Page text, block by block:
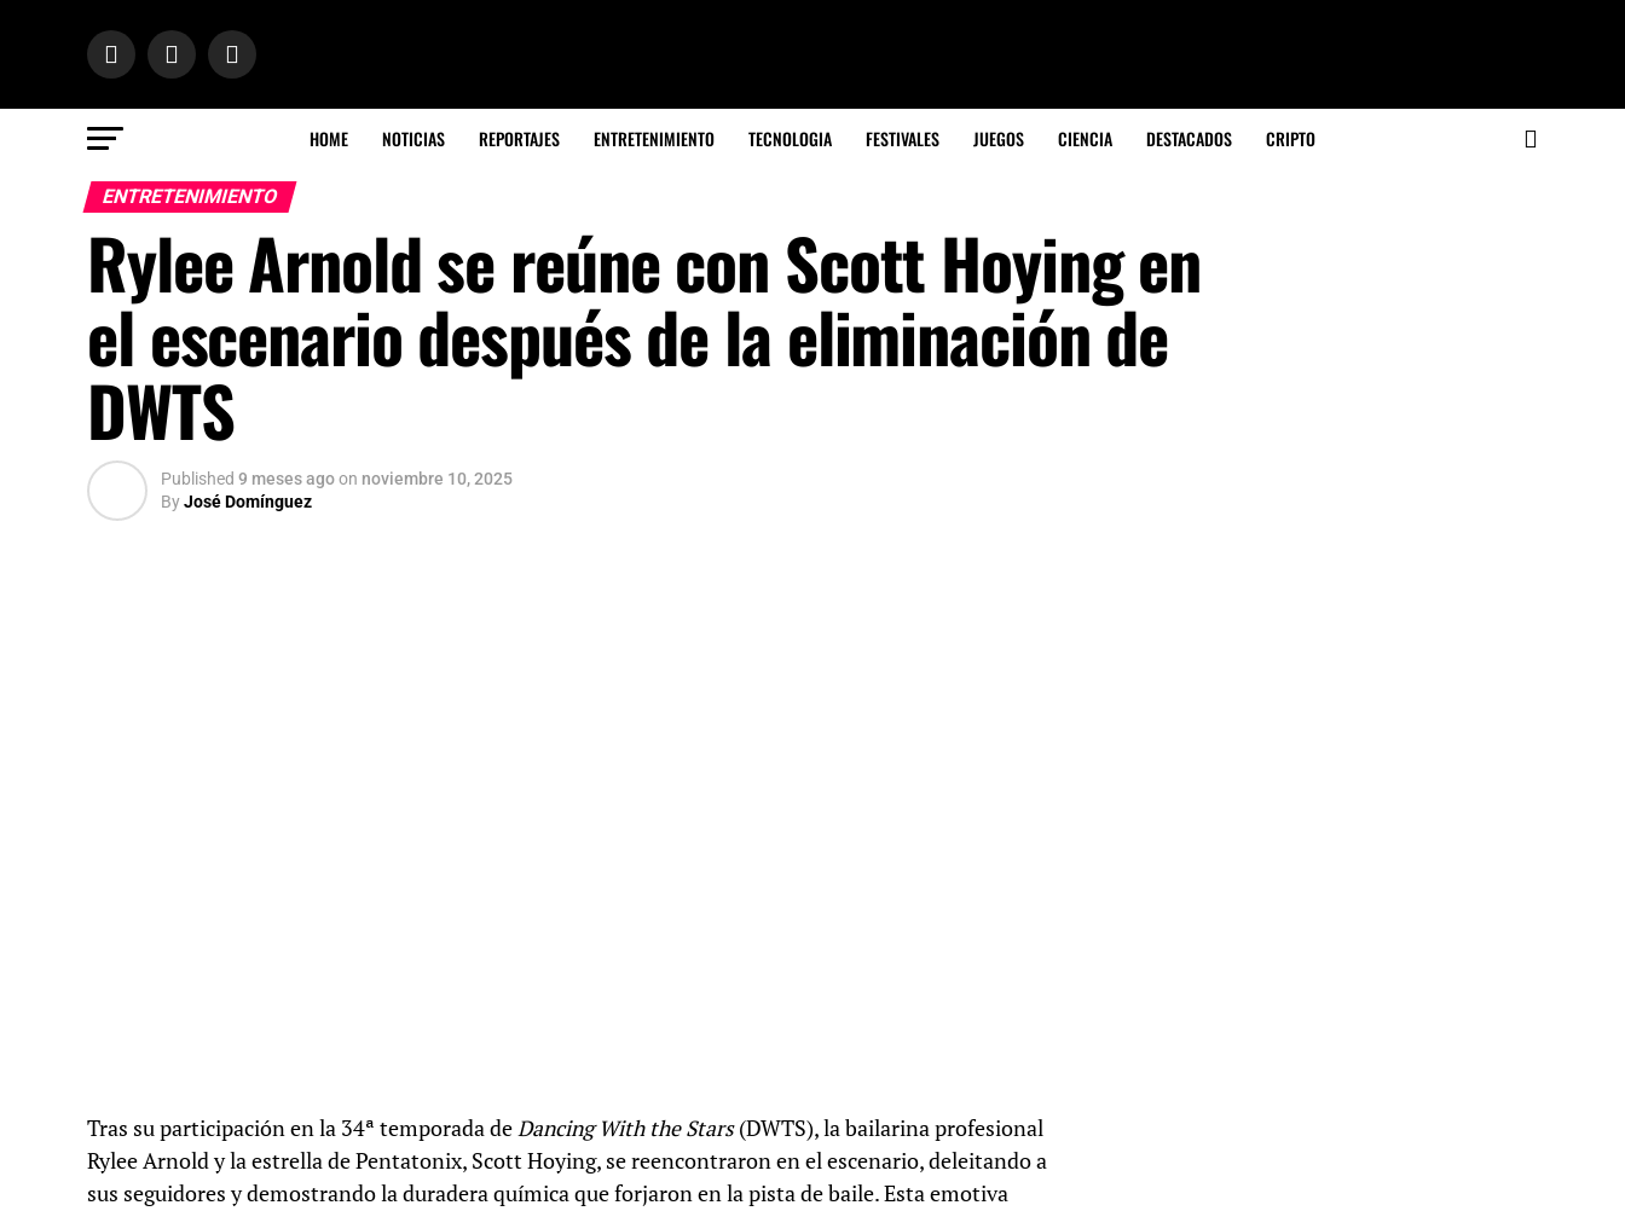
HOME NOTICIAS REPORTAJES ENTRETENIMIENTO TECNOLOGIA FESTIVALES JUEGOS CIENCIA DESTACADOS CRIPTO
ENTRETENIMIENTO
Rylee Arnold se reúne con Scott Hoying en
el escenario después de la eliminación de
DWTS
Published 9 meses agoon noviembre 10, 2025
ByJosé Domínguez
Tras su participación en la 34ª temporada deDancing With the Stars(DWTS), la bailarina profesional
Rylee Arnold y la estrella de Pentatonix, Scott Hoying, se reencontraron en el escenario, deleitando a
sus seguidores y demostrando la duradera química que forjaron en la pista de baile. Esta emotiva